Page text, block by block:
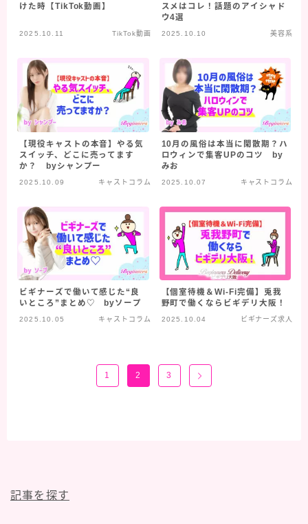
けた時【TikTok動画】
2025.10.11 TikTok動画
スメはコレ！話題のアイシャド
ウ4選
2025.10.10 美容系
【現役キャストの本音】やる気
スイッチ、どこに売ってます
か？ byシャンプー
2025.10.09 キャストコラム
10月の風俗は本当に閑散期？ハ
ロウィンで集客UPのコツ by
みお
2025.10.07 キャストコラム
ビギナーズで働いて感じた“良
いところ”まとめ♡ byソープ
2025.10.05 キャストコラム
【個室待機＆Wi-Fi完備】兎我
野町で働くならビギデリ大阪！
2025.10.04 ビギナーズ求人
1 2 3
記事を探す